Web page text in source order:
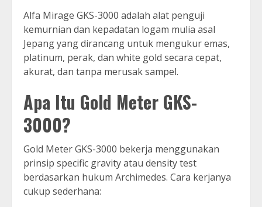
Alfa Mirage GKS-3000 adalah alat penguji
kemurnian dan kepadatan logam mulia asal
Jepang yang dirancang untuk mengukur emas,
platinum, perak, dan white gold secara cepat,
akurat, dan tanpa merusak sampel.
Apa Itu Gold Meter GKS-
3000?
Gold Meter GKS-3000 bekerja menggunakan
prinsip specific gravity atau density test
berdasarkan hukum Archimedes. Cara kerjanya
cukup sederhana: